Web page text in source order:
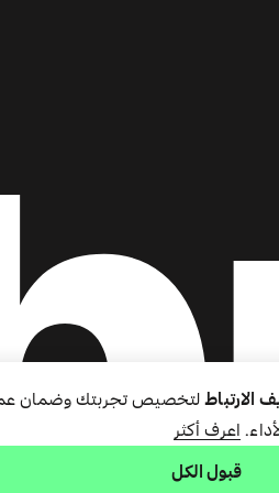
الارتباطلتخصيص تجربتك وضمان
اعرف أكثر
قبول الكل